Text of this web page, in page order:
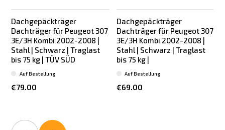
Dachgepäckträger
Dachträger für Peugeot 307
3E/3H Kombi 2002-2008 |
Stahl | Schwarz | Traglast
bis 75 kg | TÜV SÜD
€79.00
Auf Bestellung
Dachgepäckträger
Dachträger für Peugeot 307
3E/3H Kombi 2002-2008 |
Stahl | Schwarz | Traglast
bis 75 kg |
€69.00
Auf Bestellung